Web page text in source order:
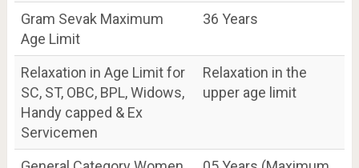
Gram Sevak Maximum
Age Limit
36 Years
Relaxation in Age Limit for
SC, ST, OBC, BPL, Widows,
Handy capped & Ex
Servicemen
Relaxation in the
upper age limit